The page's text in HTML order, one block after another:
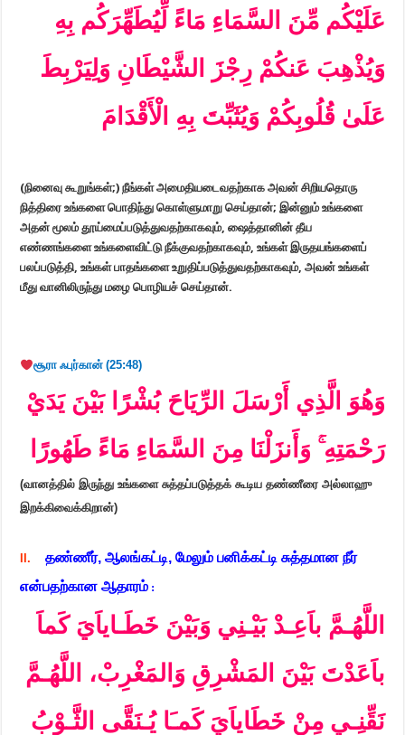
عَلَيْكُم مِّنَ السَّمَاءِ مَاءً لِّيُطَهِّرَكُم بِهِ
وَيُذْهِبَ عَنكُمْ رِجْزَ الشَّيْطَانِ وَلِيَرْبِطَ
عَلَىٰ قُلُوبِكُمْ وَيُثَبِّتَ بِهِ الْأَقْدَامَ
(நினைவு கூறுங்கள்;) நீங்கள் அமைதியடைவதற்காக அவன் சிறியதொரு
நித்திரை உங்களை பொதிந்து கொள்ளுமாறு செய்தான்; இன்னும் உங்களை
அதன் மூலம் தூய்மைப்படுத்துவதற்காகவும், ஷைத்தானின் தீய
எண்ணங்களை உங்களைவிட்டு நீக்குவதற்காகவும், உங்கள் இருதயங்களைப்
பலப்படுத்தி, உங்கள் பாதங்களை உறுதிப்படுத்துவதற்காகவும், அவன் உங்கள்
மீது வானிலிருந்து மழை பொழியச் செய்தான்.
சூரா ஃபுர்கான்(25:48)
وَهُوَ الَّذِي أَرْسَلَ الرِّيَاحَ بُشْرًا بَيْنَ يَدَيْ
رَحْمَتِهِ ۚ وَأَنزَلْنَا مِنَ السَّمَاءِ مَاءً طَهُورًا
(வானத்தில் இருந்து உங்களை சுத்தப்படுத்தக் கூடிய தண்ணீரை அல்லாஹு
இறக்கிவைக்கிறான்)
II. தண்ணீர்,ஆலங்கட்டி,மேலும் பனிக்கட்டி சுத்தமான நீர்
என்பதற்கான ஆதாரம் :
اللَّهُـمَّ باَعِـدْ بَيْـنِي وَبَيْنَ خَطَـاياَيَ كَماَ
باَعَدْتَ بَيْنَ المَشْرِقِ وَالمَغْرِبْ، اللَّهُـمَّ
نَقِّنِـي مِنْ خَطَاياَيَ كَمـَا يُـنَقَّى الثَّـوْبُ